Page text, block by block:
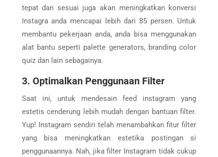
tepat dan sesuai juga akan meningkatkan konversi
Instagra anda mencapai lebih dari 85 persen. Untuk
membantu pekerjaan anda, anda bisa menggunakan
alat bantu seperti palette generators, branding color
quiz dan lain sebagainya.
3. Optimalkan Penggunaan Filter
Saat ini, untuk mendesain feed instagram yang
estetis cenderung lebih mudah dengan bantuan filter.
Yup! Instagram sendiri telah menambahkan fitur filter
yang bisa meningkatkan estetika postingan si
penggunaannya. Nah, jika filter Instagram tidak cukup